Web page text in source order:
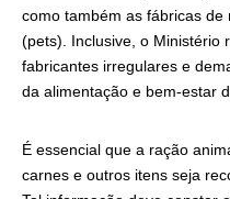
como também as fábricas
(pets). Inclusive, o Ministério
fabricantes irregulares e
da alimentação e bem-estar
É essencial que a ração
carnes e outros itens seja